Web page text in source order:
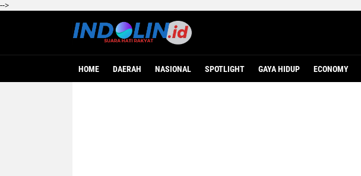
-->
HOME DAERAH NASIONAL SPOTLIGHT GAYA HIDUP ECONOMY